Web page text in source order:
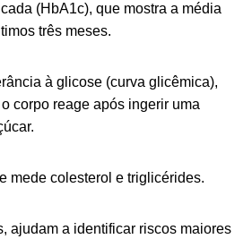
(HbA1c), que mostra a média
três meses.
à glicose (curva glicêmica),
corpo reage após ingerir uma
mede colesterol e triglicérides.
ajudam a identificar riscos maiores